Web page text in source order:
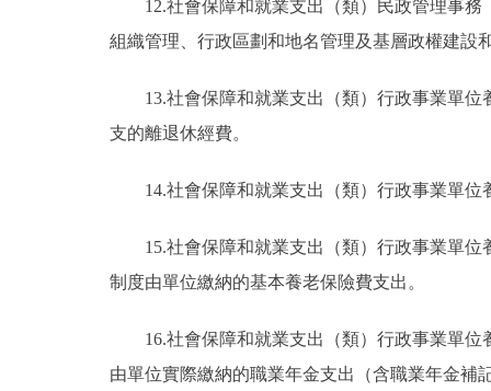
12.社會保障和就業支出（類）民政管理事
組織管理、行政區劃和地名管理及基層政權建設
13.社會保障和就業支出（類）行政事業單
支的離退休經費。
14.社會保障和就業支出（類）行政事業單
15.社會保障和就業支出（類）行政事業單
制度由單位繳納的基本養老保險費支出。
16.社會保障和就業支出（類）行政事業單
由單位實際繳納的職業年金支出（含職業年金補